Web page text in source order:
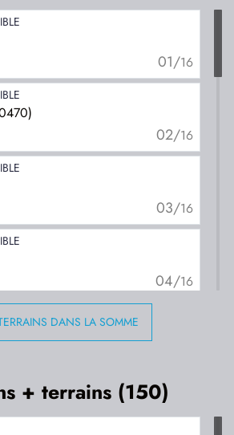
01/16
02/16
03/16
04/16
DANS LA SOMME
+ terrains (150)